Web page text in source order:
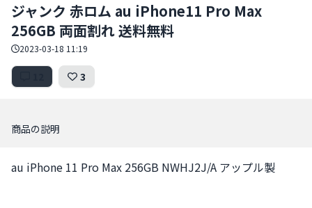
ジャンク 赤ロム au iPhone11 Pro Max
256GB 両面割れ 送料無料
2023-03-18 11:19
3
商品の説明
au iPhone 11 Pro Max 256GB NWHJ2J/A アップル製